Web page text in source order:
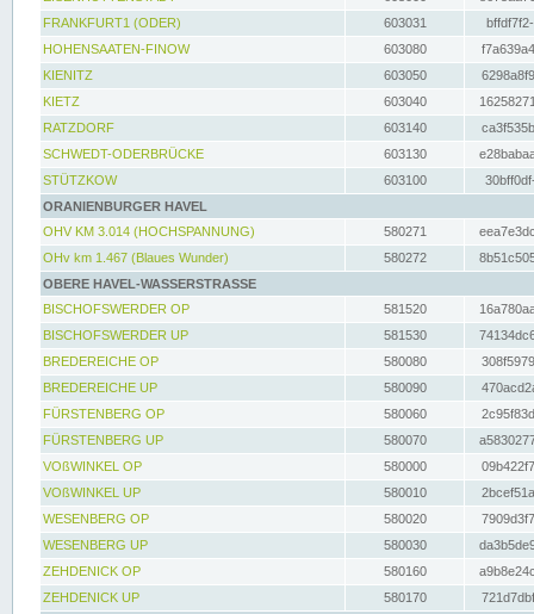
FRANKFURT1 (ODER)
603031
HOHENSAATEN-FINOW
603080
KIENITZ
603050
KIETZ
603040
RATZDORF
603140
SCHWEDT-ODERBRÜCKE
603130
STÜTZKOW
603100
ORANIENBURGER HAVEL
OHV KM 3.014 (HOCHSPANNUNG)
580271
OHv km 1.467 (Blaues Wunder)
580272
OBERE HAVEL-WASSERSTRASSE
BISCHOFSWERDER OP
581520
BISCHOFSWERDER UP
581530
BREDEREICHE OP
580080
BREDEREICHE UP
580090
FÜRSTENBERG OP
580060
FÜRSTENBERG UP
580070
VOßWINKEL OP
580000
VOßWINKEL UP
580010
WESENBERG OP
580020
WESENBERG UP
580030
ZEHDENICK OP
580160
ZEHDENICK UP
580170